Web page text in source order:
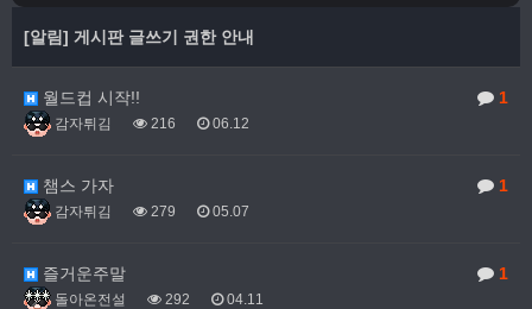
[알림] 게시판 글쓰기 권한 안내
1
월드컵 시작!!
감자튀김 216 06.12
1
챔스 가자
감자튀김 279 05.07
1
즐거운주말
돌아온전설 292 04.11